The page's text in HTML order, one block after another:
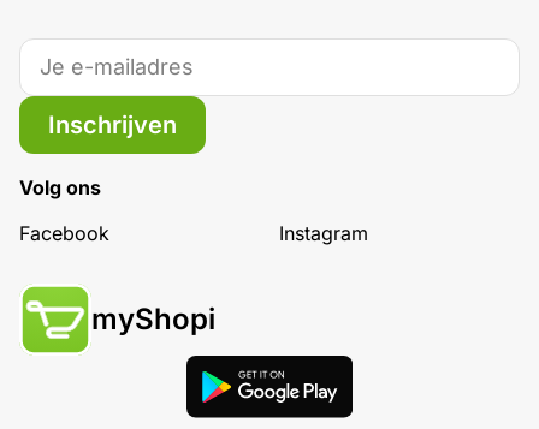
Inschrijven
Volg ons
Facebook
Instagram
myShopi